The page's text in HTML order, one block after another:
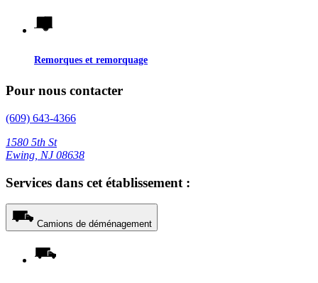
Remorques et remorquage
Pour nous contacter
(609) 643-4366
1580 5th St
Ewing, NJ 08638
Services dans cet établissement :
Camions de déménagement